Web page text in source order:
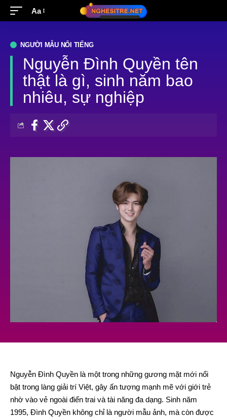
Aa
NGƯỜI MẪU NỔI TIẾNG
Nguyễn Đình Quyền tên
thật là gì, sinh năm bao
nhiêu, sự nghiệp
Nguyễn Đình Quyền là một trong những gương mặt mới nổi
bật trong làng giải trí Việt, gây ấn tượng mạnh mẽ với giới trẻ
nhờ vào vẻ ngoài điển trai và tài năng đa dạng. Sinh năm
1995, Đình Quyền không chỉ là người mẫu ảnh, mà còn được